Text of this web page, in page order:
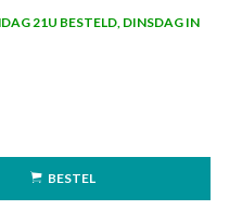
21U BESTELD, DINSDAG IN
BESTEL